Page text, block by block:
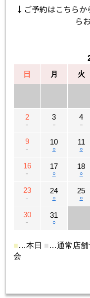
↓ご予約はこちら
ら
日 月 火
2
－
3
－
4
－
9
－
10
○
11
○
16
－
17
○
18
○
23
－
24
○
25
○
30
－
31
○
■…本日 ■ …通常店舗
会